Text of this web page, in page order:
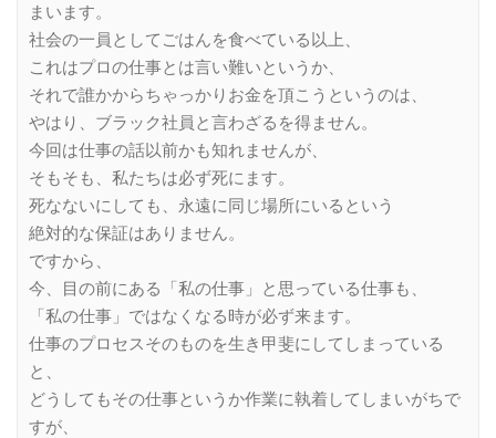
まいます。
社会の一員としてごはんを食べている以上、
これはプロの仕事とは言い難いというか、
それで誰かからちゃっかりお金を頂こうというのは、
やはり、ブラック社員と言わざるを得ません。
今回は仕事の話以前かも知れませんが、
そもそも、私たちは必ず死にます。
死なないにしても、永遠に同じ場所にいるという
絶対的な保証はありません。
ですから、
今、目の前にある「私の仕事」と思っている仕事も、
「私の仕事」ではなくなる時が必ず来ます。
仕事のプロセスそのものを生き甲斐にしてしまっている
と、
どうしてもその仕事というか作業に執着してしまいがちで
すが、